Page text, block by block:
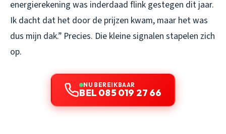
energierekening was inderdaad flink gestegen dit jaar.
Ik dacht dat het door de prijzen kwam, maar het was
dus mijn dak.” Precies. Die kleine signalen stapelen zich
op.
NU BEREIKBAAR
BEL 085 019 27 66